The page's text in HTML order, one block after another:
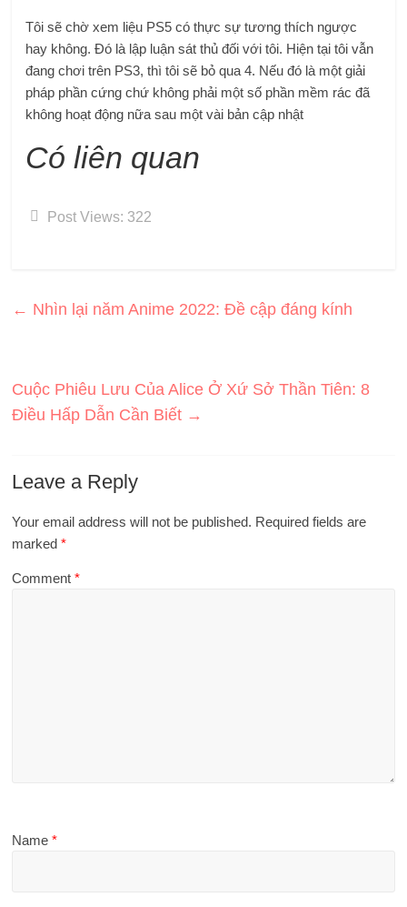
Tôi sẽ chờ xem liệu PS5 có thực sự tương thích ngược
hay không. Đó là lập luận sát thủ đối với tôi. Hiện tại tôi vẫn
đang chơi trên PS3, thì tôi sẽ bỏ qua 4. Nếu đó là một giải
pháp phần cứng chứ không phải một số phần mềm rác đã
không hoạt động nữa sau một vài bản cập nhật
Có liên quan
Post Views: 322
← Nhìn lại năm Anime 2022: Đề cập đáng kính
Cuộc Phiêu Lưu Của Alice Ở Xứ Sở Thần Tiên: 8
Điều Hấp Dẫn Cần Biết →
Leave a Reply
Your email address will not be published. Required fields are
marked*
Comment*
Name*